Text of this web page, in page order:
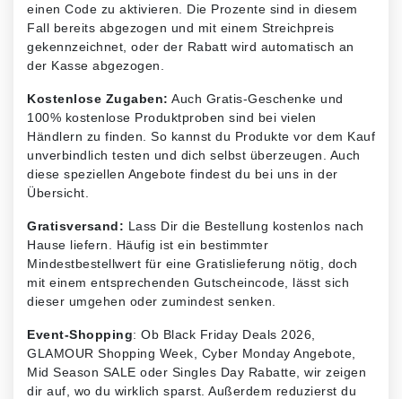
einen Code zu aktivieren. Die Prozente sind in diesem
Fall bereits abgezogen und mit einem Streichpreis
gekennzeichnet, oder der Rabatt wird automatisch an
der Kasse abgezogen.
Kostenlose Zugaben: Auch Gratis-Geschenke und
100% kostenlose Produktproben sind bei vielen
Händlern zu finden. So kannst du Produkte vor dem Kauf
unverbindlich testen und dich selbst überzeugen. Auch
diese speziellen Angebote findest du bei uns in der
Übersicht.
Gratisversand: Lass Dir die Bestellung kostenlos nach
Hause liefern. Häufig ist ein bestimmter
Mindestbestellwert für eine Gratislieferung nötig, doch
mit einem entsprechenden Gutscheincode, lässt sich
dieser umgehen oder zumindest senken.
Event-Shopping: Ob Black Friday Deals 2026,
GLAMOUR Shopping Week, Cyber Monday Angebote,
Mid Season SALE oder Singles Day Rabatte, wir zeigen
dir auf, wo du wirklich sparst. Außerdem reduzierst du